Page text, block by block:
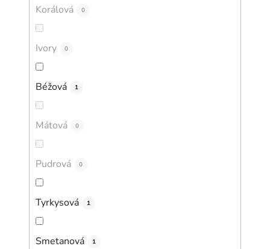
Korálová 0
Ivory 0
Béžová 1
Mátová 0
Pudrová 0
Tyrkysová 1
Smetanová 1